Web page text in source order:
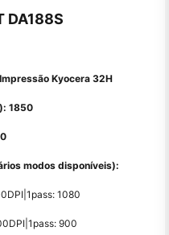
DA188S
Kyocera 32H
1850
modos disponíveis):
1080
900